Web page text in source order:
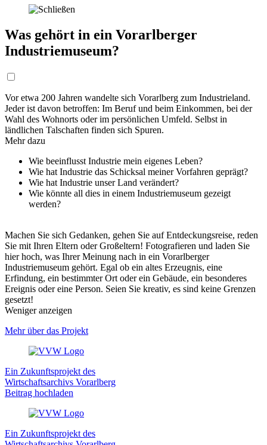
Was gehört in ein Vorarlberger
Industriemuseum?
Vor etwa 200 Jahren wandelte sich Vorarlberg zum Industrieland.
Jeder ist davon betroffen: Im Beruf und beim Einkommen, bei der
Wahl des Wohnorts oder im persönlichen Umfeld. Selbst in
ländlichen Talschaften finden sich Spuren.
Mehr dazu
Wie beeinflusst Industrie mein eigenes Leben?
Wie hat Industrie das Schicksal meiner Vorfahren geprägt?
Wie hat Industrie unser Land verändert?
Wie könnte all dies in einem Industriemuseum gezeigt
werden?
Machen Sie sich Gedanken, gehen Sie auf Entdeckungsreise, reden
Sie mit Ihren Eltern oder Großeltern! Fotografieren und laden Sie
hier hoch, was Ihrer Meinung nach in ein Vorarlberger
Industriemuseum gehört. Egal ob ein altes Erzeugnis, eine
Erfindung, ein bestimmter Ort oder ein Gebäude, ein besonderes
Ereignis oder eine Person. Seien Sie kreativ, es sind keine Grenzen
gesetzt!
Weniger anzeigen
Mehr über das Projekt
Ein Zukunftsprojekt des
Wirtschaftsarchivs Vorarlberg
Beitrag hochladen
Ein Zukunftsprojekt des